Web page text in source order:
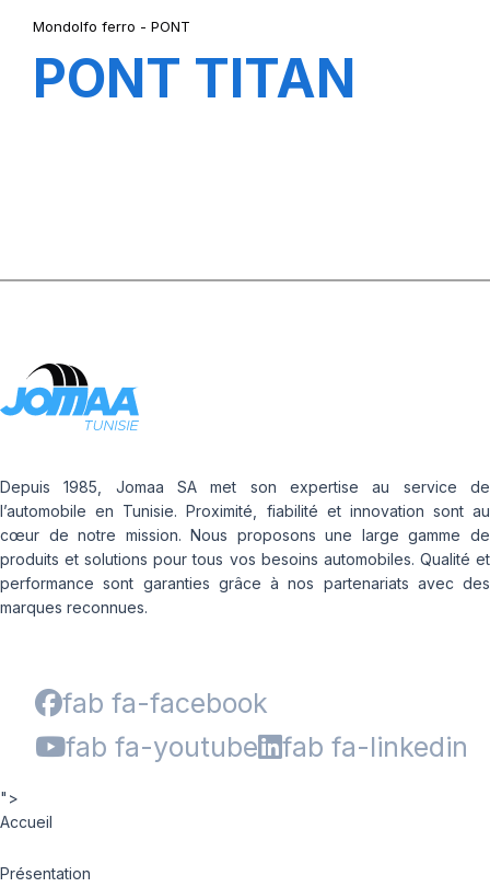
Mondolfo ferro - PONT
PONT TITAN
Depuis 1985, Jomaa SA met son expertise au service de
l’automobile en Tunisie. Proximité, fiabilité et innovation sont au
cœur de notre mission. Nous proposons une large gamme de
produits et solutions pour tous vos besoins automobiles. Qualité et
performance sont garanties grâce à nos partenariats avec des
marques reconnues.
fab fa-facebook
fab fa-youtube
fab fa-linkedin
">
Accueil
Présentation